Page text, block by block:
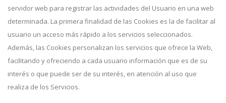
servidor web para registrar las actividades del Usuario en una web
determinada. La primera finalidad de las Cookies es la de facilitar al
usuario un acceso más rápido a los servicios seleccionados.
Además, las Cookies personalizan los servicios que ofrece la Web,
facilitando y ofreciendo a cada usuario información que es de su
interés o que puede ser de su interés, en atención al uso que
realiza de los Servicios.